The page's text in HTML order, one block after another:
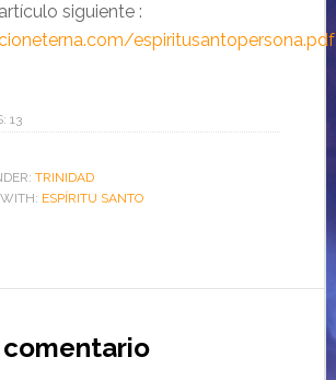
siguiente :
espiritusantopersona.pdf
13
TRINIDAD
ESPÍRITU SANTO
comentario